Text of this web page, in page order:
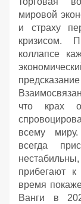
мировой
и страху
кризисом.
коллапсе
что крах
всему
всегда
прибегают к
время
Ванги в